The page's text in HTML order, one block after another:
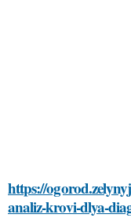
https://
analiz-krovi-dlya-